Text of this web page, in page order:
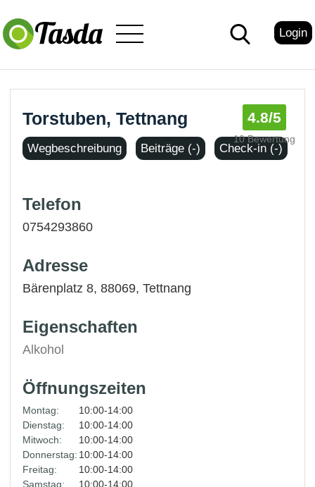
Login
Torstuben, Tettnang 4.8/5
10 Bewertung
Wegbeschreibung Beiträge (-) Check-in (-)
Telefon
0754293860
Adresse
Bärenplatz 8, 88069,Tettnang
Eigenschaften
Alkohol
Öffnungszeiten
Montag:
10:00-14:00
Dienstag:
10:00-14:00
Mitwoch:
10:00-14:00
Donnerstag: 10:00-14:00
Freitag:
10:00-14:00
Samstag:
10:00-14:00